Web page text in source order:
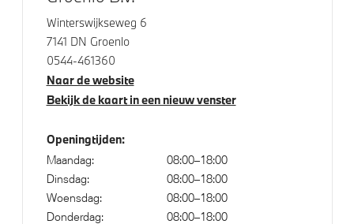
Klimaatbeheersing
Automatische 2-zone Airconditioning
Elektrische voorzieningen
High-beam assistant
Elektrisch te openen en te sluiten bagageklep
Winterswijkseweg 6
7141 DN Groenlo
0544-461360
Naar de website
Bekijk de kaart in een nieuw venster
Openingtijden:
Maandag:
08:00–18:00
Dinsdag:
08:00–18:00
Woensdag:
08:00–18:00
Donderdag:
08:00–18:00